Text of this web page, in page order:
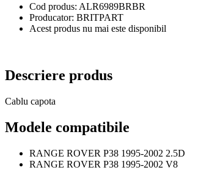
Cod produs: ALR6989BRBR
Producator: BRITPART
Acest produs nu mai este disponibil
Descriere produs
Cablu capota
Modele compatibile
RANGE ROVER P38 1995-2002 2.5D
RANGE ROVER P38 1995-2002 V8